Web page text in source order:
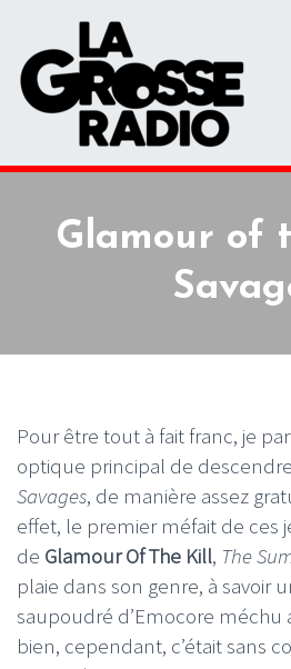
Glamour of
Pour être tout à fait franc, je
optique principal de
Savages, de manière assez
effet, le premier méfait de ces
de Glamour Of The Kill, The
plaie dans son genre, à savoir
saupoudré d’Emocore
bien, cependant, c’était sans